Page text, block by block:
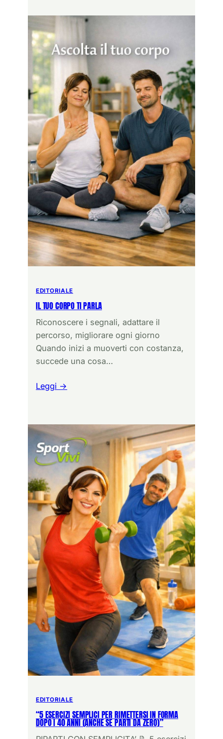
EDITORIALE
IL TUO CORPO TI PARLA
Riconoscere i segnali, adattare il
percorso, migliorare ogni giorno
Quando inizi a muoverti con costanza,
succede una cosa…
Leggi →
EDITORIALE
“5 ESERCIZI SEMPLICI PER RIMETTERSI IN FORMA
DOPO I 40 ANNI (ANCHE SE PARTI DA ZERO)”